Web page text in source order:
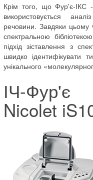
Крім того, що Фур'є-ІКС
використовується
речовини. Завдяки цьому
спектральною
підхід зіставлення з
швидко ідентифікувати
унікального
ІЧ-Фур'є
Nicolet